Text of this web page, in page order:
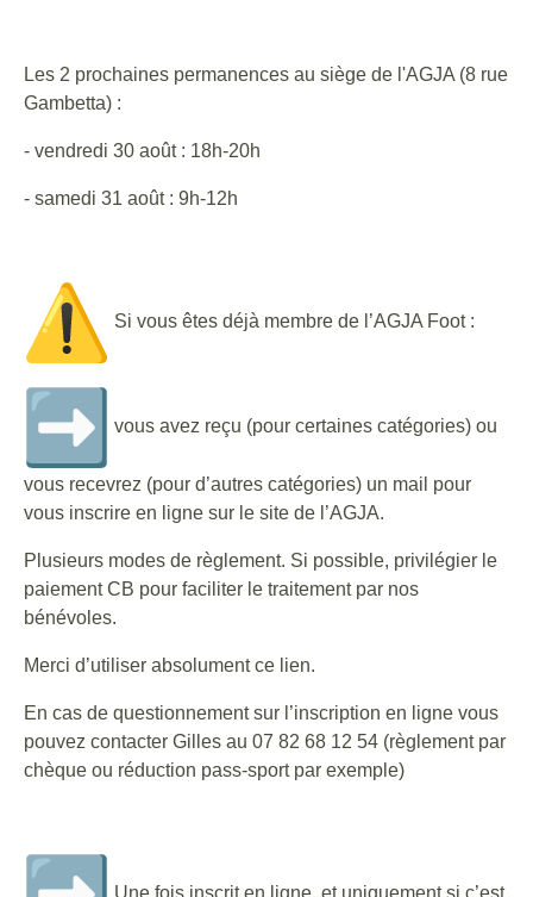
Les 2 prochaines permanences au siège de l'AGJA (8 rue
Gambetta) :
- vendredi 30 août : 18h-20h
- samedi 31 août : 9h-12h
Si vous êtes déjà membre de l’AGJA Foot :
vous avez reçu (pour certaines catégories) ou
vous recevrez (pour d’autres catégories) un mail pour
vous inscrire en ligne sur le site de l’AGJA.
Plusieurs modes de règlement. Si possible, privilégier le
paiement CB pour faciliter le traitement par nos
bénévoles.
Merci d’utiliser absolument ce lien.
En cas de questionnement sur l’inscription en ligne vous
pouvez contacter Gilles au 07 82 68 12 54 (règlement par
chèque ou réduction pass-sport par exemple)